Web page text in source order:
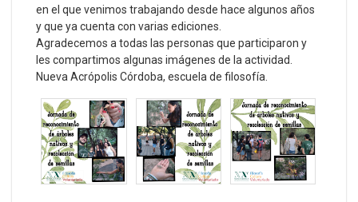
en el que venimos trabajando desde hace algunos años
y que ya cuenta con varias ediciones.
Agradecemos a todas las personas que participaron y
les compartimos algunas imágenes de la actividad.
Nueva Acrópolis Córdoba, escuela de filosofía.